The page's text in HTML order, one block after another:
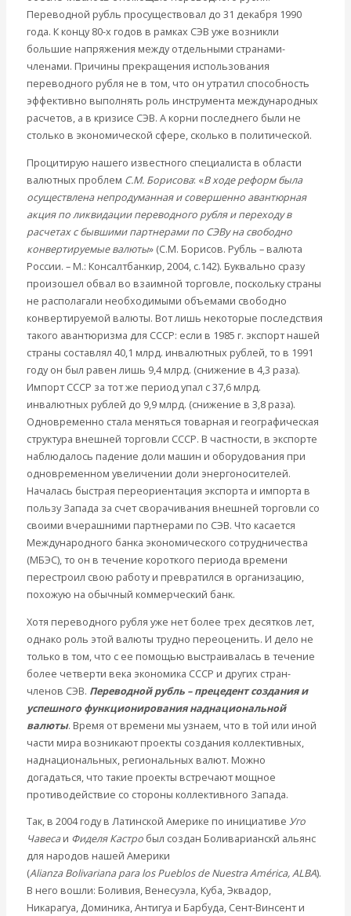
Переводной рубль просуществовал до 31 декабря 1990
года. К концу 80-х годов в рамках СЭВ уже возникли
большие напряжения между отдельными странами-
членами. Причины прекращения использования
переводного рубля не в том, что он утратил способность
эффективно выполнять роль инструмента международных
расчетов, а в кризисе СЭВ. А корни последнего были не
столько в экономической сфере, сколько в политической.
Процитирую нашего известного специалиста в области
валютных проблем С.М. Борисова: «В ходе реформ была
осуществлена непродуманная и совершенно авантюрная
акция по ликвидации переводного рубля и переходу в
расчетах с бывшими партнерами по СЭВу на свободно
конвертируемые валюты» (С.М. Борисов. Рубль – валюта
России. – М.: Консалтбанкир, 2004, с.142). Буквально сразу
произошел обвал во взаимной торговле, поскольку страны
не располагали необходимыми объемами свободно
конвертируемой валюты. Вот лишь некоторые последствия
такого авантюризма для СССР: если в 1985 г. экспорт нашей
страны составлял 40,1 млрд. инвалютных рублей, то в 1991
году он был равен лишь 9,4 млрд. (снижение в 4,3 раза).
Импорт СССР за тот же период упал с 37,6 млрд.
инвалютных рублей до 9,9 млрд. (снижение в 3,8 раза).
Одновременно стала меняться товарная и географическая
структура внешней торговли СССР. В частности, в экспорте
наблюдалось падение доли машин и оборудования при
одновременном увеличении доли энергоносителей.
Началась быстрая переориентация экспорта и импорта в
пользу Запада за счет сворачивания внешней торговли со
своими вчерашними партнерами по СЭВ. Что касается
Международного банка экономического сотрудничества
(МБЭС), то он в течение короткого периода времени
перестроил свою работу и превратился в организацию,
похожую на обычный коммерческий банк.
Хотя переводного рубля уже нет более трех десятков лет,
однако роль этой валюты трудно переоценить. И дело не
только в том, что с ее помощью выстраивалась в течение
более четверти века экономика СССР и других стран-
членов СЭВ. Переводной рубль – прецедент создания и
успешного функционирования наднациональной
валюты. Время от времени мы узнаем, что в той или иной
части мира возникают проекты создания коллективных,
наднациональных, региональных валют. Можно
догадаться, что такие проекты встречают мощное
противодействие со стороны коллективного Запада.
Так, в 2004 году в Латинской Америке по инициативе Уго
Чавесаи Фиделя Кастробыл создан Боливарианскй альянс
для народов нашей Америки
(Alianza Bolivariana para los Pueblos de NuestraAmérica, ALBA).
В него вошли: Боливия, Венесуэла, Куба, Эквадор,
Никарагуа, Доминика, Антигуа и Барбуда, Сент-Винсент и